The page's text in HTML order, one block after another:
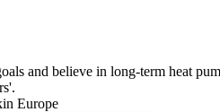
and believe in long-term heat
Europe